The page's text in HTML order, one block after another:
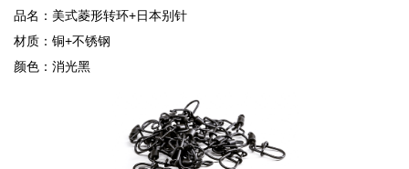
品名：美式菱形转环+日本别针
材质：铜+不锈钢
颜色：消光黑